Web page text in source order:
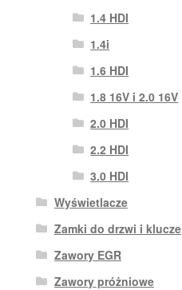
1.4 HDI
1.4i
1.6 HDI
1.8 16V i 2.0 16V
2.0 HDI
2.2 HDI
3.0 HDI
Wyświetlacze
Zamki do drzwi i klucze
Zawory EGR
Zawory próżniowe